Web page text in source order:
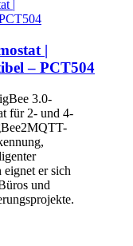
|
– PCT504
3.0-
für 2- und 4-
er sich
und